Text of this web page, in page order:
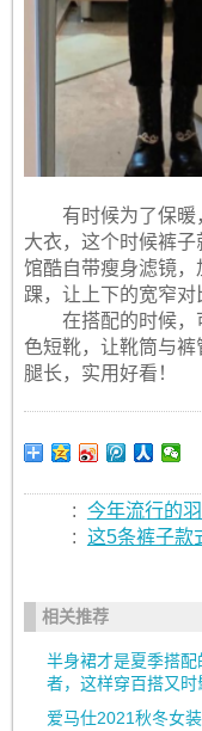
有时候为了保
大衣，这个时候裤
馆酷自带瘦身滤镜
踝，让上下的宽窄对
在搭配的时候，
色短靴，让靴筒与
腿长，实用好看！
: 今年流行的
: 这5条裤子款
相关推荐
半身裙才是夏季搭配
者，这样穿百搭又时
爱马仕2021秋冬女装